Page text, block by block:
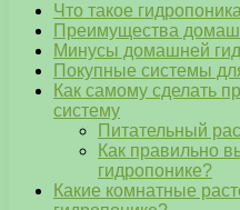
Что такое
Преимущества
Минусы домашней
Покупные системы
Как самому сделать
систему
Питательный
⁣Как правильно
гидропонике?
Какие комнатные